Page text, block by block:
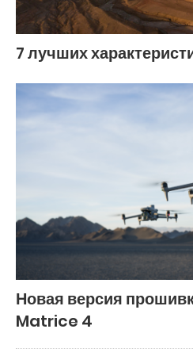
7 лучших
Новая версия
Matrice 4